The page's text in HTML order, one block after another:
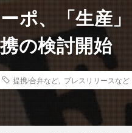
ポ、「生産
の検討開始
提携/合弁など プレスリリースなど